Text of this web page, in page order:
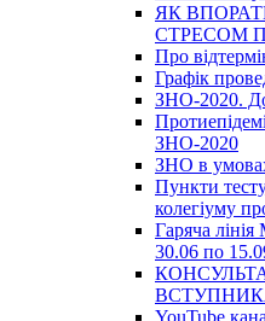
ЯК
СТРЕСОМ
Про
Графік
ЗНО-2020. До
ЗНО-2020
ЗНО в
Пункти
колегіуму
Гаряча
30.06 по
YouTube